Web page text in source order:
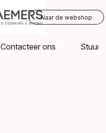
Naar de webshop
Contacteer ons Stuur